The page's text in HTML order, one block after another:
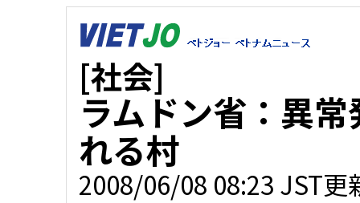
[社会]
ラムドン省：異
れる村
2008/06/08 08:23 JST更